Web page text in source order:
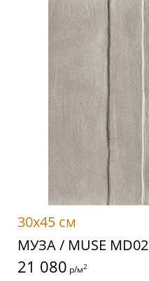
30x45 см
МУЗА / MUSE MD02
21 080 р/м2